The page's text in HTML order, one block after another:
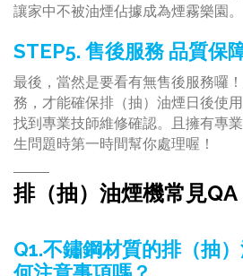
讓家中不被油煙佔據成為煙霧樂園。
STEP5. 售後服務 品質保
最後，當然是要看有無售後服務囉
務，才能確保排（抽）油煙日後使
找到專業技師維修確認。且擁有專
生問題時第一時間幫你處理喔！
排（抽）油煙機常見QA
Q1.不鏽鋼材質的排（抽